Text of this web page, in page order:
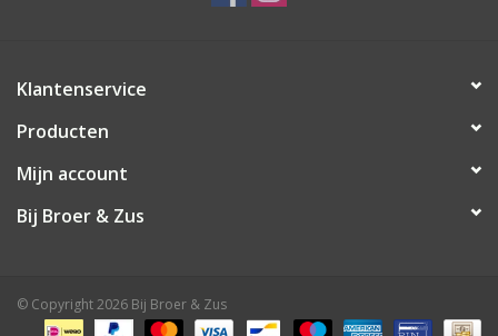
Klantenservice
Producten
Mijn account
Bij Broer & Zus
© Copyright 2026 Bij Broer & Zus